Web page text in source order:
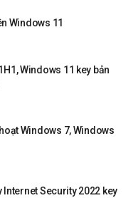
Windows 11
Windows 11 key bản
Windows 7, Windows
Internet Security 2022 key